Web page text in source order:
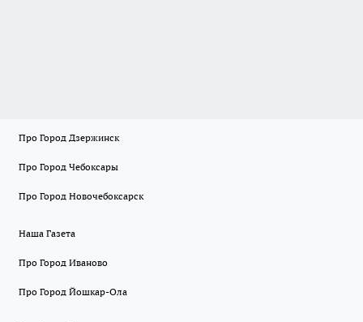
Про Город Дзержинск
Про Город Чебоксары
Про Город Новочебоксарск
Наша Газета
Про Город Иваново
Про Город Йошкар-Ола